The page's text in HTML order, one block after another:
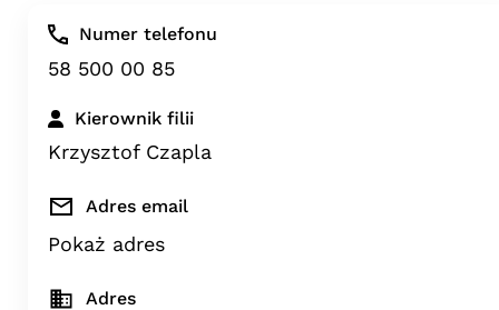
Numer telefonu
58 500 00 85
Kierownik filii
Krzysztof Czapla
Adres email
Pokaż adres
Adres